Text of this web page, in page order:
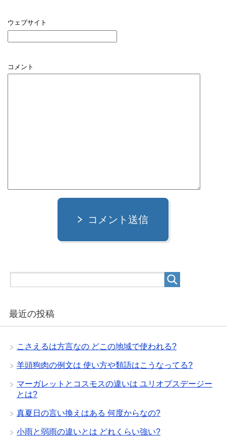
ウェブサイト
コメント
コメント送信
最近の投稿
こさえるは方言なの どこの地域で使われる?
羊頭狗肉の例文は 使い方や類語はこうなってる?
マーガレットとコスモスの違いは ユリオプスデージー
とは?
真夏日の言い換えはある 何度からなの?
小雨と弱雨の違いとは どれくらい強い?